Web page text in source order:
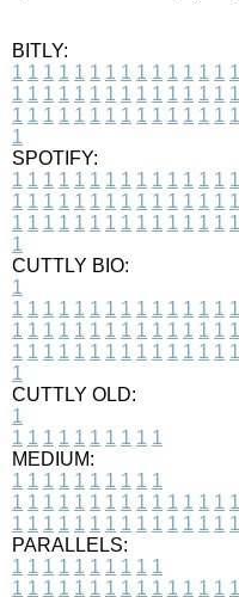
BITLY:
1 1 1 1 1 1 1 1 1 1 1 1 1 1 1
1 1 1 1 1 1 1 1 1 1 1 1 1 1 1
1 1 1 1 1 1 1 1 1 1 1 1 1 1 1
1
SPOTIFY:
1 1 1 1 1 1 1 1 1 1 1 1 1 1 1
1 1 1 1 1 1 1 1 1 1 1 1 1 1 1
1 1 1 1 1 1 1 1 1 1 1 1 1 1 1
1
CUTTLY BIO:
1
1 1 1 1 1 1 1 1 1 1 1 1 1 1 1
1 1 1 1 1 1 1 1 1 1 1 1 1 1 1
1 1 1 1 1 1 1 1 1 1 1 1 1 1 1
1
CUTTLY OLD:
1
1 1 1 1 1 1 1 1 1 1
MEDIUM:
1 1 1 1 1 1 1 1 1 1
1 1 1 1 1 1 1 1 1 1 1 1 1 1 1
1 1 1 1 1 1 1 1 1 1 1 1 1 1 1
PARALLELS:
1 1 1 1 1 1 1 1 1 1
1 1 1 1 1 1 1 1 1 1 1 1 1 1 1